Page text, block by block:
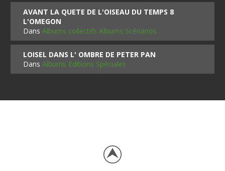
AVANT LA QUETE DE L'OISEAU DU TEMPS 8
L'OMEGON
DansAlbums collectifs Albums Scénarios
LOISEL DANS L' OMBRE DE PETER PAN
DansAlbums Editions Spéciales